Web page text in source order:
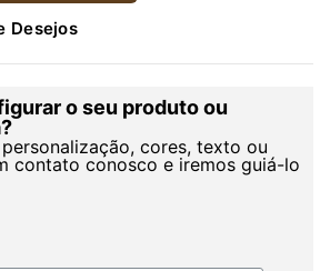
Desejos
o seu produto ou
cores, texto ou
contato conosco e iremos guiá-lo